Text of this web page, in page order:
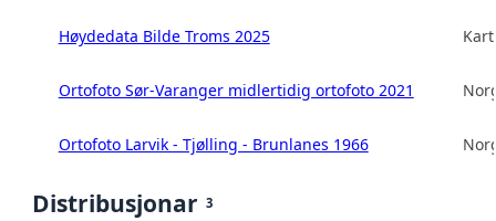
Høydedata Bilde Troms 2025
Ortofoto Sør-Varanger midlertidig ortofoto 2021
Ortofoto Larvik - Tjølling - Brunlanes 1966
Distribusjonar 3